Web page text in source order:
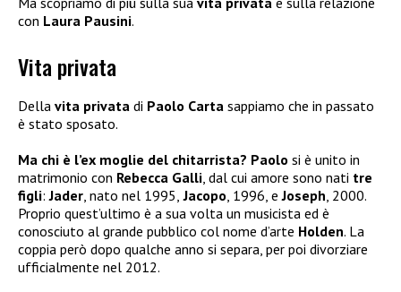
con Laura Pausini.
Vita privata
Della vita privata di Paolo Carta sappiamo che in passato
è stato sposato.
Ma chi è l’ex moglie del chitarrista? Paolo si è unito in
matrimonio con Rebecca Galli , dal cui amore sono nati tre
figli:Jader , nato nel 1995, Jacopo , 1996, e Joseph , 2000.
Proprio quest’ultimo è a sua volta un musicista ed è
conosciuto al grande pubblico col nome d’arte Holden. La
coppia però dopo qualche anno si separa, per poi divorziare
ufficialmente nel 2012.